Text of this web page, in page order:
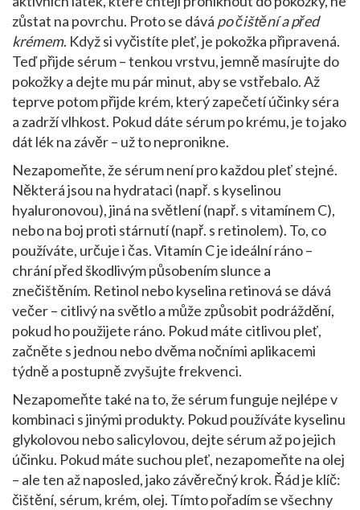
zůstat na povrchu. Proto se dává po čištění a před
krémem. Když si vyčistíte pleť, je pokožka připravená.
Teď přijde sérum – tenkou vrstvu, jemně masírujte do
pokožky a dejte mu pár minut, aby se vstřebalo. Až
teprve potom přijde krém, který zapečetí účinky séra
a zadrží vlhkost. Pokud dáte sérum po krému, je to jako
dát lék na závěr – už to nepronikne.
Nezapomeňte, že sérum není pro každou pleť stejné.
Některá jsou na hydrataci (např. s kyselinou
hyaluronovou), jiná na světlení (např. s vitamínem C),
nebo na boj proti stárnutí (např. s retinolem). To, co
používáte, určuje i čas. Vitamín C je ideální ráno –
chrání před škodlivým působením slunce a
znečištěním. Retinol nebo kyselina retinová se dává
večer – citlivý na světlo a může způsobit podráždění,
pokud ho použijete ráno. Pokud máte citlivou pleť,
začněte s jednou nebo dvěma nočními aplikacemi
týdně a postupně zvyšujte frekvenci.
Nezapomeňte také na to, že sérum funguje nejlépe v
kombinaci s jinými produkty. Pokud používáte kyselinu
glykolovou nebo salicylovou, dejte sérum až po jejich
účinku. Pokud máte suchou pleť, nezapomeňte na olej
– ale ten až naposled, jako závěrečný krok. Řád je klíč:
čištění, sérum, krém, olej. Tímto pořadím se všechny